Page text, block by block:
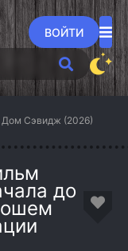
ВОЙТИ
Дом Сэвидж (2026)
до